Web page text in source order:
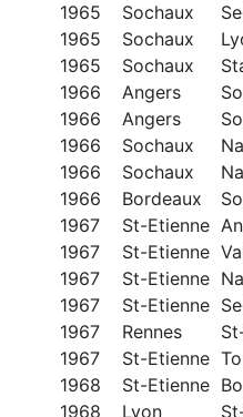
1965
Sochaux
1965
Sochaux
1965
Sochaux
1966
Angers
1966
Angers
1966
Sochaux
1966
Sochaux
1966
Bordeaux
1967
St-Etienne
1967
St-Etienne
1967
St-Etienne
1967
St-Etienne
1967
Rennes
1967
St-Etienne
1968
St-Etienne
1968
Lyon